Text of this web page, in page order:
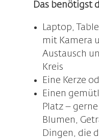
Das benötigst
Laptop,
mit Kamera
Austausch
Kreis
Eine Kerze
Einen
Platz –
Blumen,
Dingen, die